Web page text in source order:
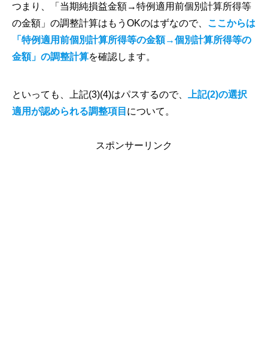
つまり、「当期純損益金額→特例適用前個別計算所得等
の金額」の調整計算はもうOKのはずなので、 ここからは
「特例適用前個別計算所得等の金額→個別計算所得等の
金額」の調整計算を確認します。
といっても、上記(3)(4)はパスするので、
上記(2)の選択
適用が認められる調整項目 について。
スポンサーリンク